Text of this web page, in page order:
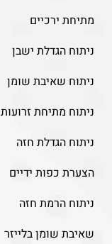
מתיחת ירכיים
ניתוח הגדלת ישבן
ניתוח שאיבת שומן
ניתוח מתיחת זרועות
ניתוח הגדלת חזה
הצערת כפות ידיים
ניתוח הרמת חזה
שאיבת שומן בלייזר